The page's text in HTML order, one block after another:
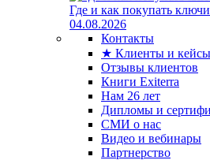
Где и как покупать
04.08.2026
Контакты
★ Клиенты и кейсы
Отзывы клиентов
Книги Exiterra
Нам 26 лет
Дипломы и
СМИ о нас
Видео и вебинары
Партнерство